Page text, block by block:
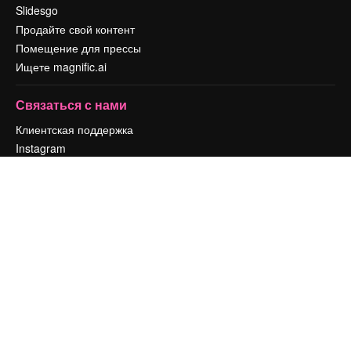
Slidesgo
Продайте свой контент
Помещение для прессы
Ищете magnific.ai
Связаться с нами
Клиентская поддержка
Instagram